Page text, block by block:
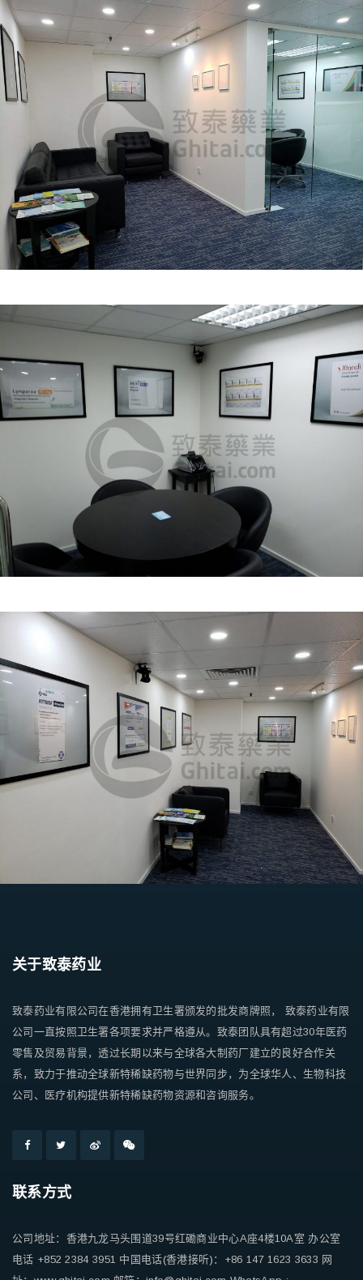
关于致泰药业
致泰药业有限公司在香港拥有卫生署颁发的批发商牌照， 致泰药业有限
公司一直按照卫生署各项要求并严格遵从。致泰团队具有超过30年医药
零售及贸易背景，透过长期以来与全球各大制药厂建立的良好合作关
系，致力于推动全球新特稀缺药物与世界同步，为全球华人、生物科技
公司、医疗机构提供新特稀缺药物资源和咨询服务。
联系方式
公司地址：香港九龙马头围道39号红磡商业中心A座4楼10A室 办公室
电话 +852 2384 3951 中国电话(香港接听)：+86 147 1623 3633 网